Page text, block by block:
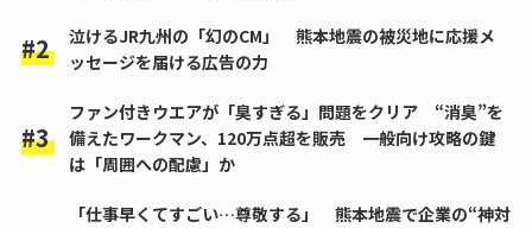
泣けるJR九州の「幻のCM」 熊本地震の被災地に応援メ
ッセージを届ける広告の力
ファン付きウエアが「臭すぎる」問題をクリア “消臭”を
備えたワークマン、120万点超を販売 一般向け攻略の鍵
は「周囲への配慮」か
「仕事早くてすごい…尊敬する」 熊本地震で企業の“神対